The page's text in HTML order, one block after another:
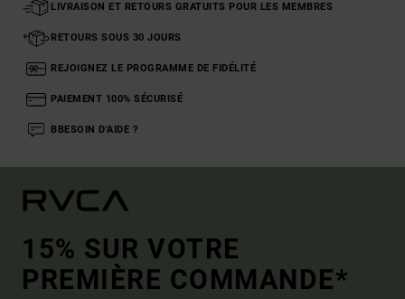
LIVRAISON ET RETOURS GRATUITS POUR LES MEMBRES
RETOURS SOUS 30 JOURS
REJOIGNEZ LE PROGRAMME DE FIDÉLITÉ
PAIEMENT 100% SÉCURISÉ
BBESOIN D'AIDE ?
15% SUR VOTRE
PREMIÈRE COMMANDE*